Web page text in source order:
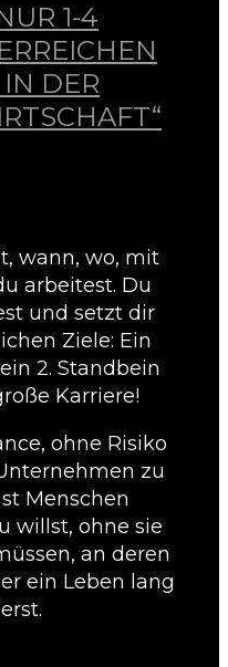
1-4
DER
wann, wo, mit
arbeitest. Du
und setzt dir
Ziele: Ein
2. Standbein
Karriere!
ohne Risiko
zu
Menschen
willst, ohne sie
an deren
ein Leben lang